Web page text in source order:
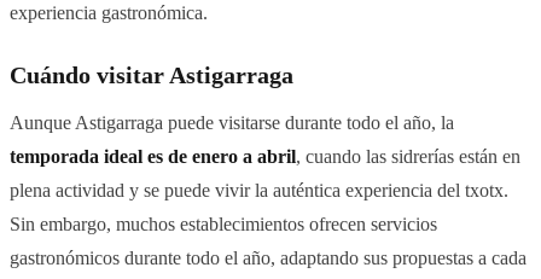
experiencia gastronómica.
Cuándo visitar Astigarraga
Aunque Astigarraga puede visitarse durante todo el año, la
temporada ideal es de enero a abril, cuando las sidrerías están en
plena actividad y se puede vivir la auténtica experiencia del txotx.
Sin embargo, muchos establecimientos ofrecen servicios
gastronómicos durante todo el año, adaptando sus propuestas a cada